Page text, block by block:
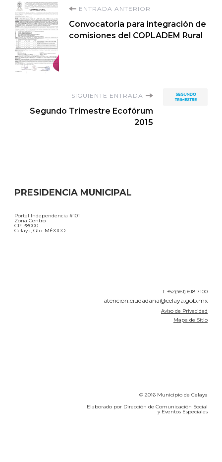
Navegación
de
entradas
ENTRADA ANTERIOR
Convocatoria para integración de
comisiones del COPLADEM Rural
SIGUIENTE ENTRADA
Segundo Trimestre Ecofórum
2015
PRESIDENCIA MUNICIPAL
Portal Independencia #101
Zona Centro
CP. 38000
Celaya, Gto. MÉXICO
T. +52(461) 618 7100
atencion.ciudadana@celaya.gob.mx
Aviso de Privacidad
Mapa de Sitio
© 2016 Municipio de Celaya
Elaborado por Dirección de Comunicación Social
y Eventos Especiales